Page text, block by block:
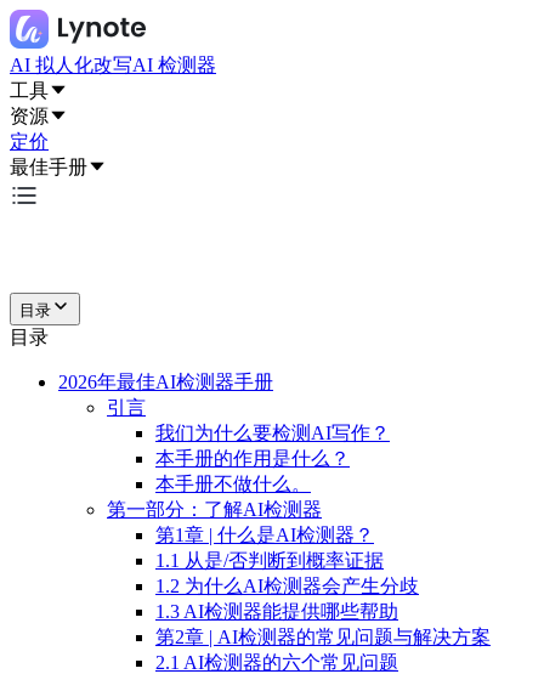
AI 拟人化改写AI 检测器
工具
资源
定价
最佳手册
目录
目录
2026年最佳AI检测器手册
引言
我们为什么要检测AI写作？
本手册的作用是什么？
本手册不做什么。
第一部分：了解AI检测器
第1章 | 什么是AI检测器？
1.1 从是/否判断到概率证据
1.2 为什么AI检测器会产生分歧
1.3 AI检测器能提供哪些帮助
第2章 | AI检测器的常见问题与解决方案
2.1 AI检测器的六个常见问题